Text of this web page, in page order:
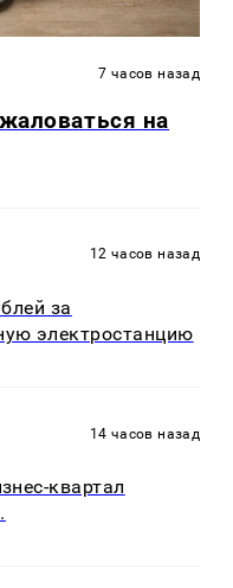
7 часов назад
на
12 часов назад
за
электростанцию
14 часов назад
квартал